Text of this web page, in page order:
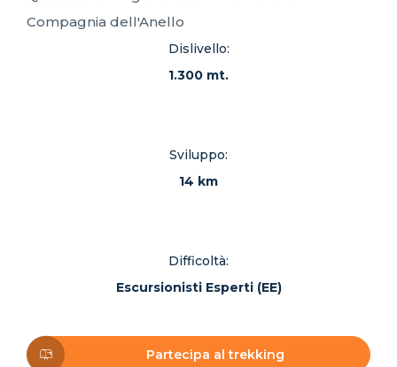
Compagnia dell'Anello
Dislivello:
1.300 mt.
Sviluppo:
14 km
Difficoltà:
Escursionisti Esperti (EE)
Partecipa al trekking